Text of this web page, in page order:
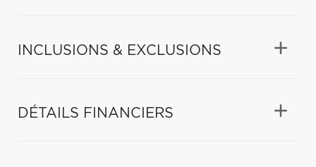
INCLUSIONS & EXCLUSIONS
DÉTAILS FINANCIERS